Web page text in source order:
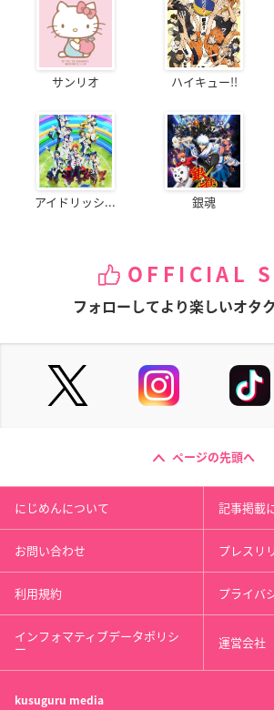
サンリオ ハイキュー!!
アイドリッシ... 銀魂
OFFICIAL
フォローしてより楽しいオタ
ページの先頭へ
にじめんについて 記事掲載
お問い合わせ プレスリ
利用規約 プライバ
インフォマティブデータポリシ
ー 運営会社
kusuguru media